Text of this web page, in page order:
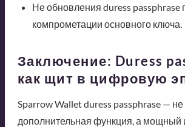
Не обновления duress passphrase
компрометации основного ключа.
Заключение: Duress
как щит в цифровую
Sparrow Wallet duress passphrase — не
дополнительная функция, а мощный